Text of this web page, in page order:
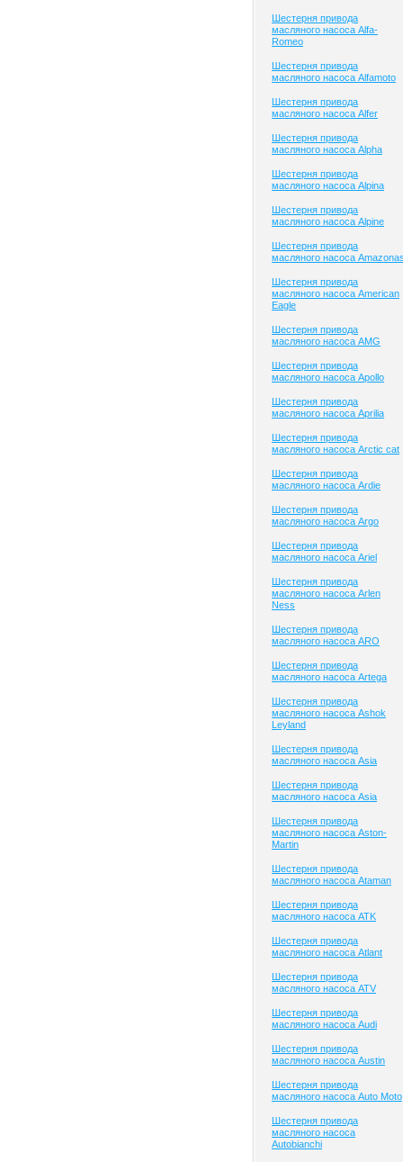
Шестерня привода
масляного насоса Alfa-
Romeo
Шестерня привода
масляного насоса Alfamoto
Шестерня привода
масляного насоса Alfer
Шестерня привода
масляного насоса Alpha
Шестерня привода
масляного насоса Alpina
Шестерня привода
масляного насоса Alpine
Шестерня привода
масляного насоса
Шестерня привода
масляного насоса American
Eagle
Шестерня привода
масляного насоса AMG
Шестерня привода
масляного насоса Apollo
Шестерня привода
масляного насоса Aprilia
Шестерня привода
масляного насоса Arctic cat
Шестерня привода
масляного насоса Ardie
Шестерня привода
масляного насоса Argo
Шестерня привода
масляного насоса Ariel
Шестерня привода
масляного насоса Arlen
Ness
Шестерня привода
масляного насоса ARO
Шестерня привода
масляного насоса Artega
Шестерня привода
масляного насоса Ashok
Leyland
Шестерня привода
масляного насоса Asia
Шестерня привода
масляного насоса Asia
Шестерня привода
масляного насоса Aston-
Martin
Шестерня привода
масляного насоса Ataman
Шестерня привода
масляного насоса ATK
Шестерня привода
масляного насоса Atlant
Шестерня привода
масляного насоса ATV
Шестерня привода
масляного насоса Audi
Шестерня привода
масляного насоса Austin
Шестерня привода
масляного насоса Auto Moto
Шестерня привода
масляного насоса
Autobianchi